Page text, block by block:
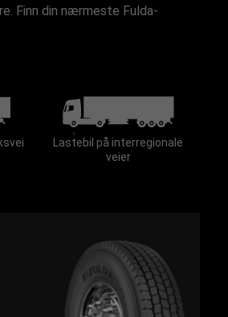
Finn din nærmeste Fulda-
Lastebil på interregionale
veier